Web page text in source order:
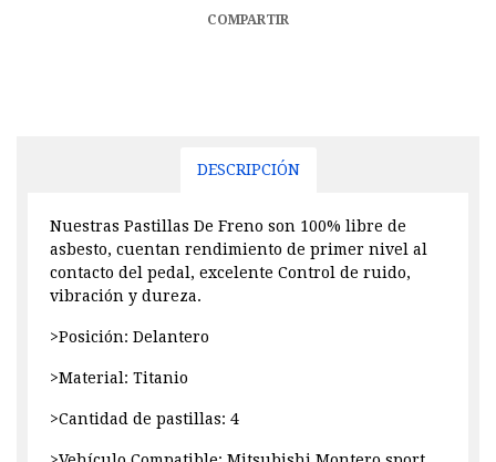
COMPARTIR
DESCRIPCIÓN
Nuestras Pastillas De Freno son 100% libre de
asbesto, cuentan rendimiento de primer nivel al
contacto del pedal, excelente Control de ruido,
vibración y dureza.
>Posición: Delantero
>Material: Titanio
>Cantidad de pastillas: 4